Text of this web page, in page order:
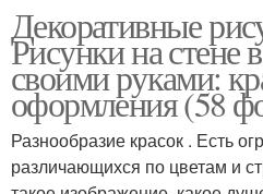
Декоративные
Рисунки на стене
своими руками:
оформления (58
Разнообразие красок . Есть
различающихся по цветам и